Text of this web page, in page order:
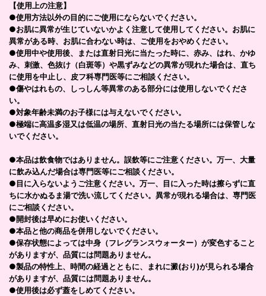
【使用上の注意】
●使用方法以外の目的にご使用にならないでください。
●お肌に異常が生じていないかよく注意して使用してください。お肌に
異常がある時、お肌に合わない時は、ご使用をおやめください。
●使用中や使用後、または直射日光に当たった時に、赤み、はれ、かゆ
み、刺激、色抜け（白斑等）や黒ずみなどの異常が現れた場合は、直ち
に使用を中止し、皮フ科専門医等にご相談ください。
●傷やはれもの、しっしん等異常のある部分には使用しないでくださ
い。
●対象年齢未満のお子様には与えないでください。
●極端に高温多湿又は低温の場所、直射日光の当たる場所には保管しな
いでください。
●本品は飲食物ではありません。誤飲等にご注意ください。万一、大量
に飲み込んだ場合は専門医等にご相談ください。
●目に入らないようご注意ください。万一、目に入った時は擦らずに直
ちに水かぬるま湯で洗い流してください。異常が現れる場合は、専門医
にご相談ください。
●開封後は早めにお使いください。
●本品と他の商品を併用しないでください。
●保存状態によっては中身（フレグランスウォーター）が変色すること
がありますが、品質には問題ありません。
●製品の特性上、時間の経過とともに、まれに澱(おり)が見られる場合
がありますが、品質には問題ありません。
●使用後は必ず蓋をしめてください。